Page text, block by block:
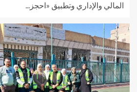
المالي والإداري وتطبيق «احجز...